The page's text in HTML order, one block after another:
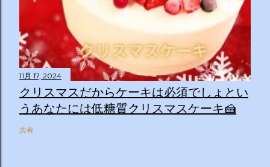
11月 17, 2024
クリスマスだからケーキは必須でしょとい
うあなたには低糖質クリスマスケーキ🍰
共有